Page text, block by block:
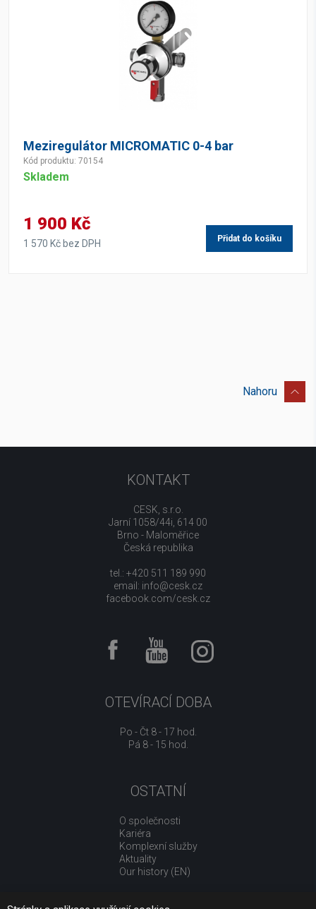
Meziregulátor MICROMATIC 0-4 bar
Kód produktu: 70154
Skladem
1 900 Kč
1 570 Kč bez DPH Přidat do košíku
Nahoru
KONTAKT
CESK, s.r.o.
Jarní 1058/44i, 614 00
Brno - Maloměřice
Česká republika
tel.: +420 511 189 990
email: info@cesk.cz
facebook.com/cesk.cz
OTEVÍRACÍ DOBA
Po - Čt 8 - 17 hod.
Pá 8 - 15 hod.
OSTATNÍ
O společnosti
Kariéra
Komplexní služby
Aktuality
Our history (EN)